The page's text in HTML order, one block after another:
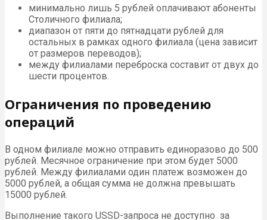
минимально лишь 5 рублей оплачивают абоненты
Столичного филиала;
диапазон от пяти до пятнадцати рублей для
остальных в рамках одного филиала (цена зависит
от размеров переводов);
между филиалами переброска составит от двух до
шести процентов.
Ограничения по проведению
операций
В одном филиале можно отправить единоразово до 500
рублей. Месячное ограничение при этом будет 5000
рублей. Между филиалами один платеж возможен до
5000 рублей, а общая сумма не должна превышать
15000 рублей.
Выполнение такого USSD-запроса не доступно за